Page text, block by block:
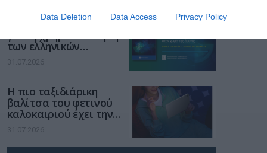
Data Deletion Data Access Privacy Policy
επανάσταση»
Νέος οδηγός του ΕΚΤ
των ελληνικών
επιχειρήσεων στον
χώρο της άμυνας
31.07.2026
Η πιο ταξιδιάρικη
βαλίτσα του φετινού
καλοκαιριού έχει την
υπογραφή της Xiaomi
31.07.2026